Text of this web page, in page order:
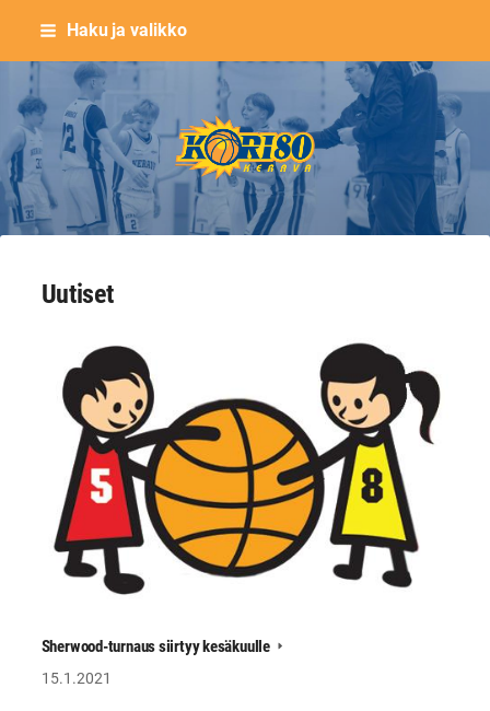
Siirry
sisältöön
Haku ja valikko
Keravan Kori-80 ry
Uutiset
Sherwood-turnaus siirtyy kesäkuulle
15.1.2021